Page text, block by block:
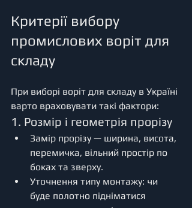
Критерії вибору
промислових воріт для
складу
При виборі воріт для складу в Україні
варто враховувати такі фактори:
1. Розмір і геометрія прорізу
Замір прорізу — ширина, висота,
перемичка, вільний простір по
боках та зверху.
Уточнення типу монтажу: чи
буде полотно підніматися